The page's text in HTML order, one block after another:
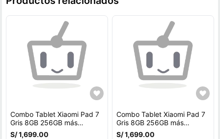
Combo Tablet Xiaomi Pad 7
Gris 8GB 256GB más
Parlante Bluetooth Xiaomi
S/ 1,699.00
Combo Tablet Xiaomi Pad 7
Gris 8GB 256GB más
Parlante Bluetooth Xiaomi
S/ 1,699.00